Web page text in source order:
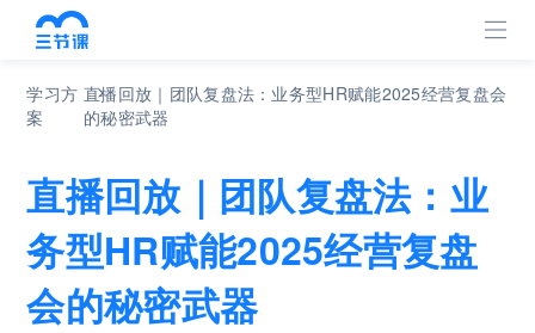
关于我们
企业简介
学习方案
企业动态
媒体报道
学习方
案
直播回放｜团队复盘法：业务型HR赋能2025经营复盘会
的秘密武器
直播回放｜团队复盘法：业
务型HR赋能2025经营复盘
会的秘密武器